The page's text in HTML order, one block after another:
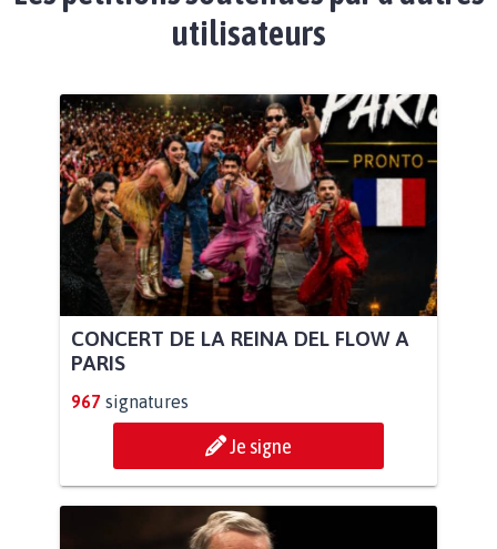
utilisateurs
CONCERT DE LA REINA DEL FLOW A
PARIS
967 signatures
Je signe